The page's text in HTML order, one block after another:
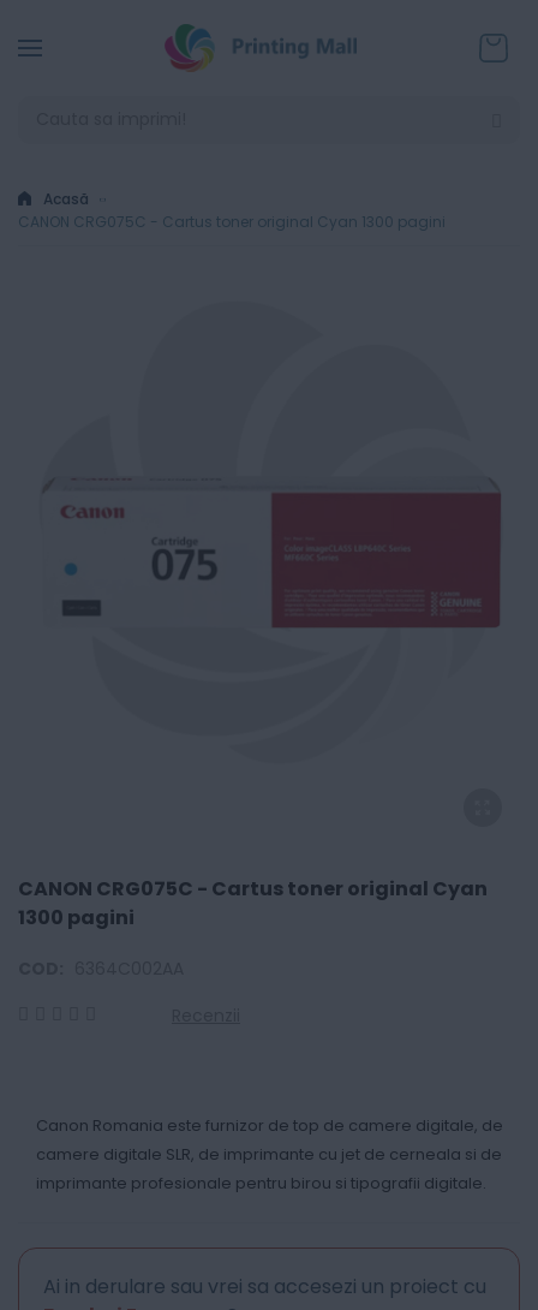
Acasă
CANON CRG075C - Cartus toner original Cyan 1300 pagini
CANON CRG075C - Cartus toner original Cyan
1300 pagini
Canon Romania este furnizor de top de camere digitale, de
camere digitale SLR, de imprimante cu jet de cerneala si de
imprimante profesionale pentru birou si tipografii digitale.
Ai in derulare sau vrei sa accesezi un proiect cu